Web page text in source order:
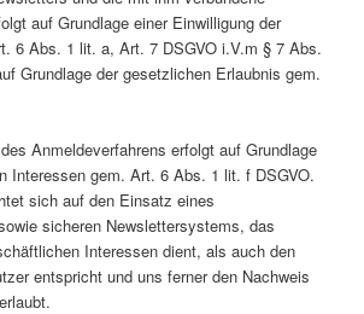
auf Grundlage einer Einwilligung der
6 Abs. 1 lit. a, Art. 7 DSGVO i.V.m § 7 Abs.
Grundlage der gesetzlichen Erlaubnis gem.
Anmeldeverfahrens erfolgt auf Grundlage
Interessen gem. Art. 6 Abs. 1 lit. f DSGVO.
sich auf den Einsatz eines
sicheren Newslettersystems, das
Interessen dient, als auch den
entspricht und uns ferner den Nachweis